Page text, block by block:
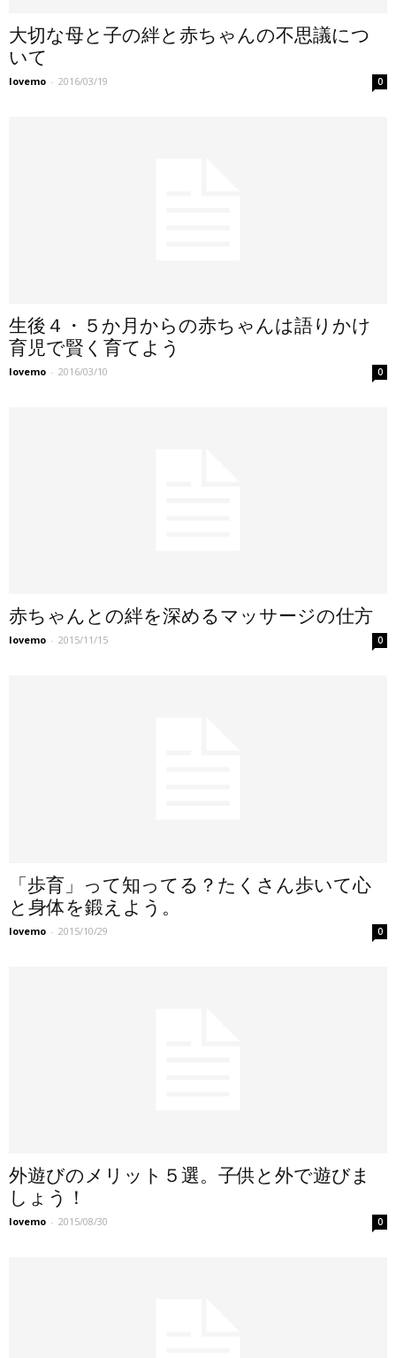
大切な母と子の絆と赤ちゃんの不思議につ
いて
lovemo - 2016/03/19 0
生後４・５か月からの赤ちゃんは語りかけ
育児で賢く育てよう
lovemo - 2016/03/10 0
赤ちゃんとの絆を深めるマッサージの仕方
lovemo - 2015/11/15 0
「歩育」って知ってる？たくさん歩いて心
と身体を鍛えよう。
lovemo - 2015/10/29 0
外遊びのメリット５選。子供と外で遊びま
しょう！
lovemo - 2015/08/30 0